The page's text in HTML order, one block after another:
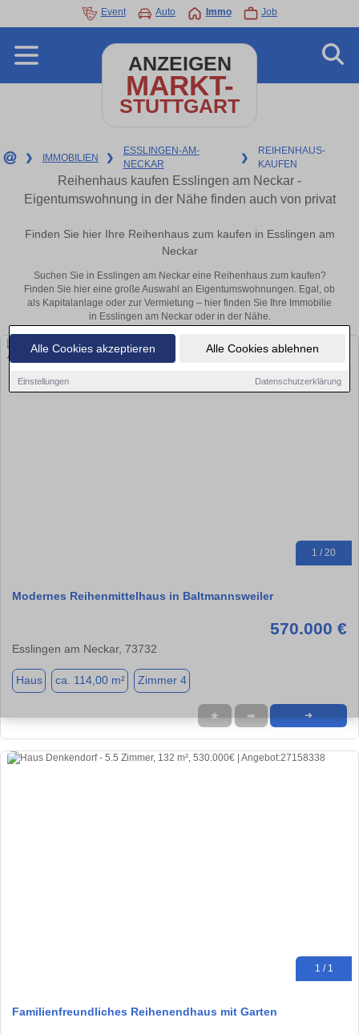
Alle Cookies akzeptieren Alle Cookies ablehnen
Einstellungen Datenschutzerklärung
Event Auto Immo Job
ANZEIGEN
MARKT-
STUTTGART
❯ IMMOBILIEN ❯
ESSLINGEN-AM-
NECKAR
❯
REIHENHAUS-
KAUFEN
Reihenhaus kaufen Esslingen am Neckar -
Eigentumswohnung in der Nähe finden auch von privat
Finden Sie hier Ihre Reihenhaus zum kaufen in Esslingen am
Neckar
Suchen Sie in Esslingen am Neckar eine Reihenhaus zum kaufen?
Finden Sie hier eine große Auswahl an Eigentumswohnungen. Egal, ob
als Kapitalanlage oder zur Vermietung – hier finden Sie Ihre Immobilie
in Esslingen am Neckar oder in der Nähe.
1 / 20
Modernes Reihenmittelhaus in Baltmannsweiler
570.000 €
Esslingen am Neckar, 73732
Haus ca. 114,00 m² Zimmer 4
★ ➦ ➜
1 / 1
Familienfreundliches Reihenendhaus mit Garten